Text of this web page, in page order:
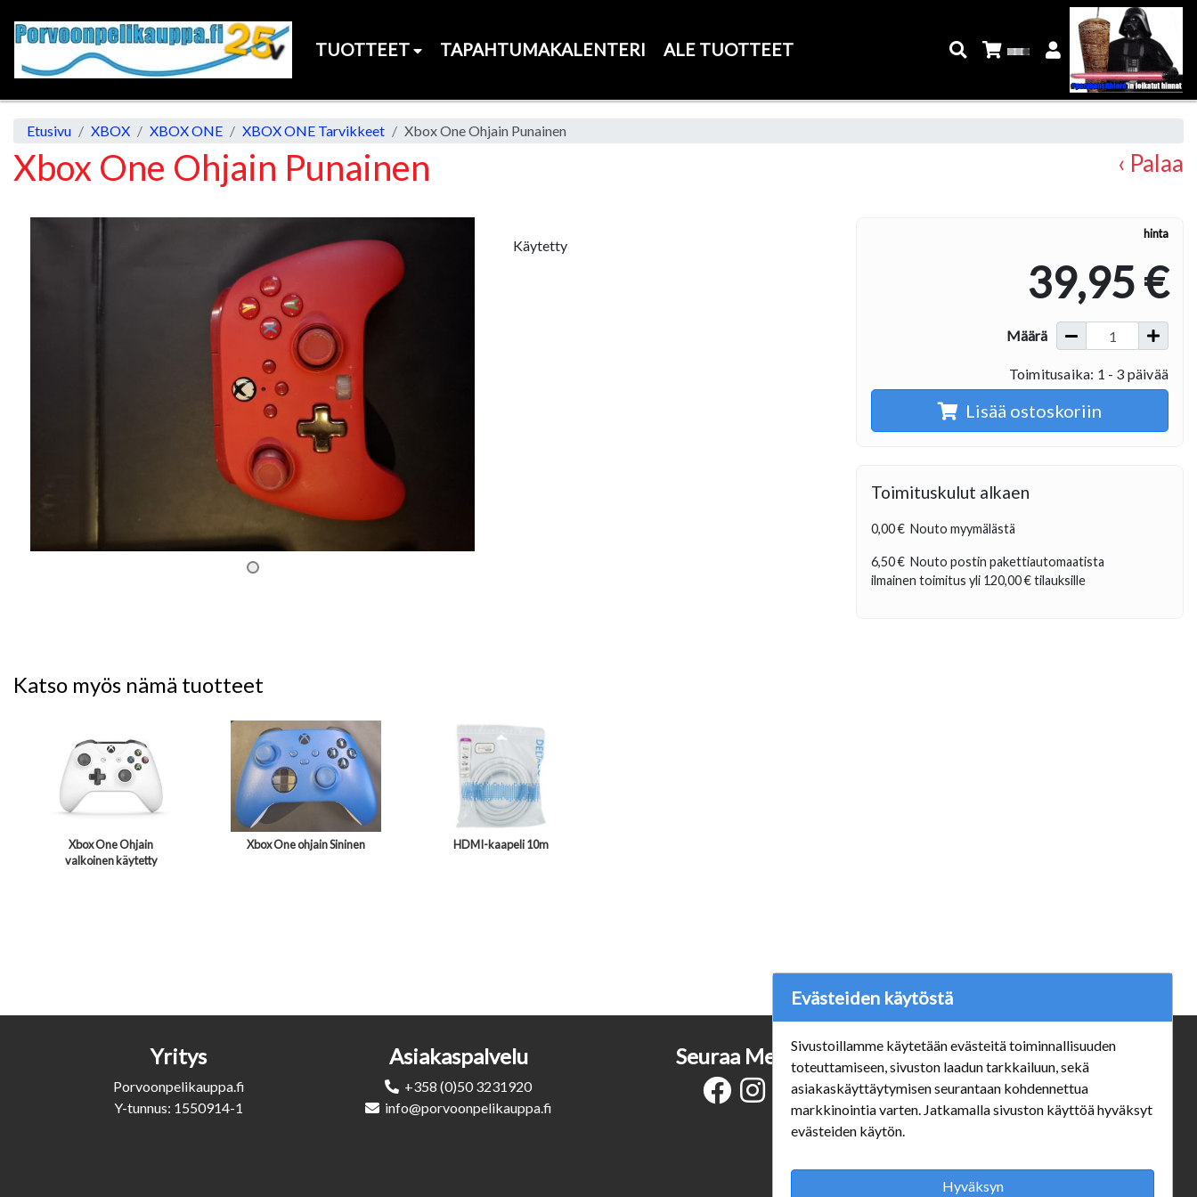
TUOTTEET TAPAHTUMAKALENTERI ALE TUOTTEET
Etusivu XBOX XBOX ONE XBOX ONE Tarvikkeet Xbox One Ohjain Punainen
Xbox One Ohjain Punainen ‹ Palaa
Käytetty
hinta
39,95 €
Määrä
Toimitusaika: 1 - 3 päivää
Lisää ostoskoriin
Toimituskulut alkaen
0,00 € Nouto myymälästä
6,50 € Nouto postin pakettiautomaatista
ilmainen toimitus yli 120,00 €tilauksille
Katso myös nämä tuotteet
Xbox One Ohjain
valkoinen käytetty
Xbox One ohjain Sininen HDMI-kaapeli 10m
Yritys
Porvoonpelikauppa.fi
Y-tunnus: 1550914-1
Asiakaspalvelu
+358 (0)50 3231920
info@porvoonpelikauppa.fi
Verkkokauppa
#Yhteiskuntavastuu
#porvoonsithlord
Mannerheiminkatu 10 Aukioloajat:
Seuraa Meitä
Evästeiden käytöstä
Sivustoillamme käytetään evästeitä toiminnallisuuden
toteuttamiseen, sivuston laadun tarkkailuun, sekä
asiakaskäyttäytymisen seurantaan kohdennettua
markkinointia varten. Jatkamalla sivuston käyttöä hyväksyt
evästeiden käytön.
Hyväksyn